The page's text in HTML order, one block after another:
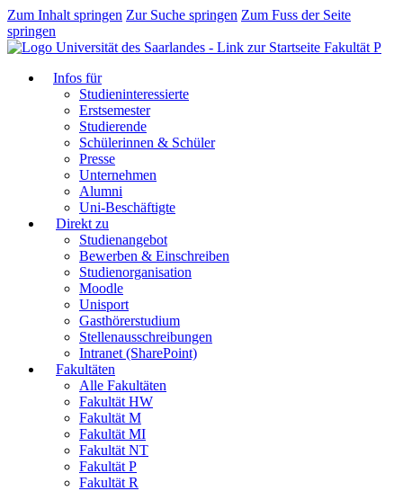
Zum Inhalt springen Zur Suche springen Zum Fuss der Seite
springen
Fakultät P
Infos für
Studieninteressierte
Erstsemester
Studierende
Schülerinnen & Schüler
Presse
Unternehmen
Alumni
Uni-Beschäftigte
Direkt zu
Studienangebot
Bewerben & Einschreiben
Studienorganisation
Moodle
Unisport
Gasthörerstudium
Stellenausschreibungen
Intranet (SharePoint)
Fakultäten
Alle Fakultäten
Fakultät HW
Fakultät M
Fakultät MI
Fakultät NT
Fakultät P
Fakultät R